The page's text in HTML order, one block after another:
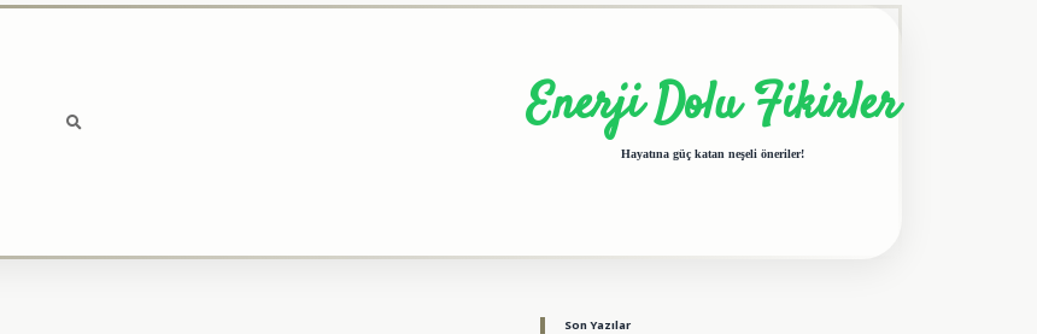
Enerji Dolu Fikirler
Hayatına güç katan neşeli öneriler!
Son Yazılar